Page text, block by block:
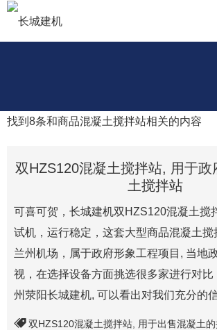
找到 8条和商品混凝土搅拌站相关的内容
双HZS120混凝土搅拌站, 用于政
土搅拌站
可喜可贺，长城建机双HZS120混凝土搅
试机，运行稳定，这套大型商品混凝土搅
兰州机场，属于政府形象工程项目, 当地
视，在选择设备方面挑选很多家进行对比
州荥阳长城建机, 可以看出对我们充分的
双HZS120混凝土搅拌站 用于出售混凝土